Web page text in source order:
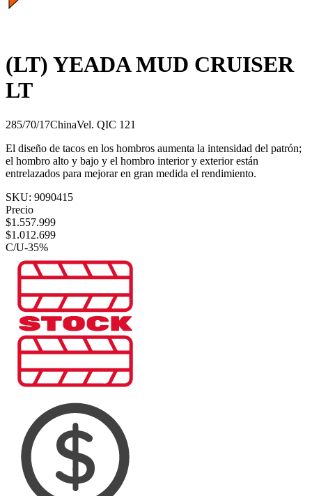
(LT) YEADA MUD CRUISER
LT
285/70/17ChinaVel. QIC 121
El diseño de tacos en los hombros aumenta la intensidad del patrón;
el hombro alto y bajo y el hombro interior y exterior están
entrelazados para mejorar en gran medida el rendimiento.
SKU: 9090415
Precio
$1.557.999
$1.012.699
C/U-35%